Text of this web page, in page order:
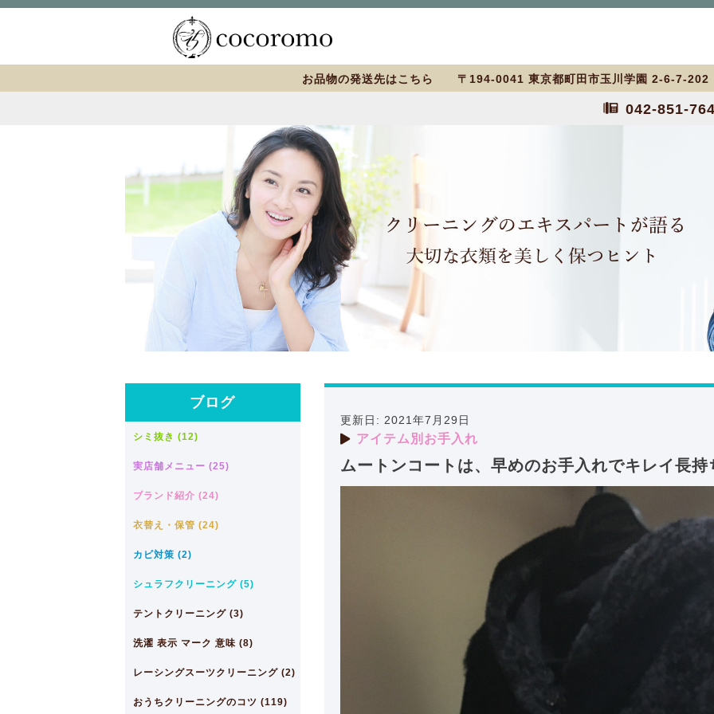
お品物の発送先はこちら 〒194-0041 東京都町田市玉川学園 2-6-7-
042-851-
更新日: 2021年7月29日
アイテム別お手入れ
ムートンコートは、早めのお手入れでキレイ長持
ブログ
シミ抜き (12)
実店舗メニュー (25)
ブランド紹介 (24)
衣替え・保管 (24)
カビ対策 (2)
シュラフクリーニング (5)
テントクリーニング (3)
洗濯 表示 マーク 意味 (8)
レーシングスーツクリーニング (2)
おうちクリーニングのコツ (119)